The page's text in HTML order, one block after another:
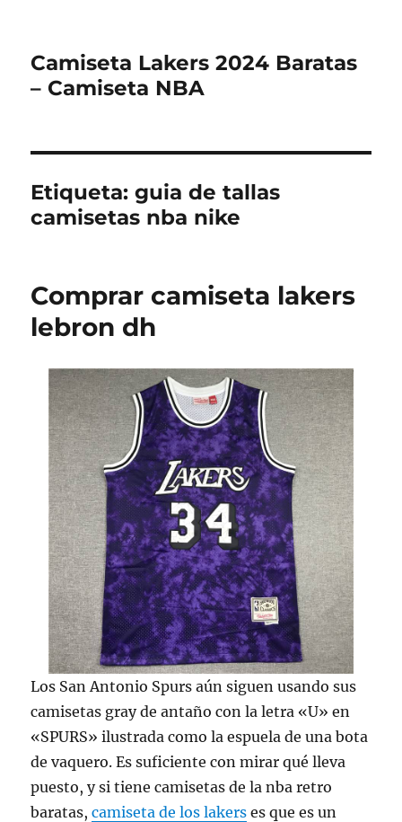
Camiseta Lakers 2024 Baratas
– Camiseta NBA
Etiqueta:guia de tallas
camisetas nba nike
Comprar camiseta lakers
lebron dh
Los San Antonio Spurs aún siguen usando sus
camisetas gray de antaño con la letra «U» en
«SPURS» ilustrada como la espuela de una bota
de vaquero. Es suficiente con mirar qué lleva
puesto, y si tiene camisetas de la nba retro
baratas,camiseta de los lakers es que es un